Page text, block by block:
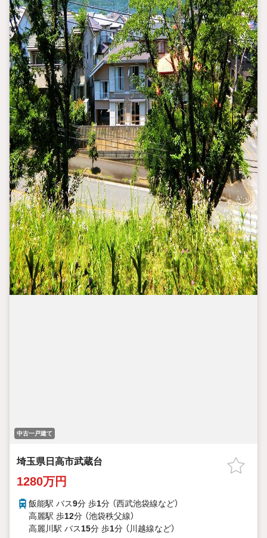
中古一戸建て
埼玉県日高市武蔵台
1280万円
飯能駅 バス9分 歩1分 （西武池袋線など）
高麗駅 歩12分 （池袋秩父線）
高麗川駅 バス15分 歩1分 （川越線など）